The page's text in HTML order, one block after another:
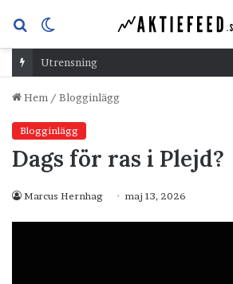
Sök
efterskin
Utrensning
Hem / Blogginlägg
Blogginlägg
Dags för ras i Plejd?
Marcus Hernhag maj 13, 2026